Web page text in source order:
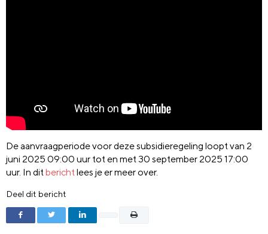
De aanvraagperiode voor deze subsidieregeling loopt van 2
juni 2025 09:00 uur tot en met 30 september 2025 17:00
uur. In dit bericht lees je er meer over.
Deel dit bericht